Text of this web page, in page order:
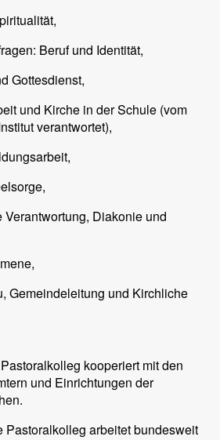
Beruf und Identität,
Gottesdienst,
und Kirche in der Schule (vom
verantwortet),
Diakonie und
Gemeindeleitung und Kirchliche
kooperiert mit den
und Einrichtungen der
Pastoralkolleg arbeitet bundesweit